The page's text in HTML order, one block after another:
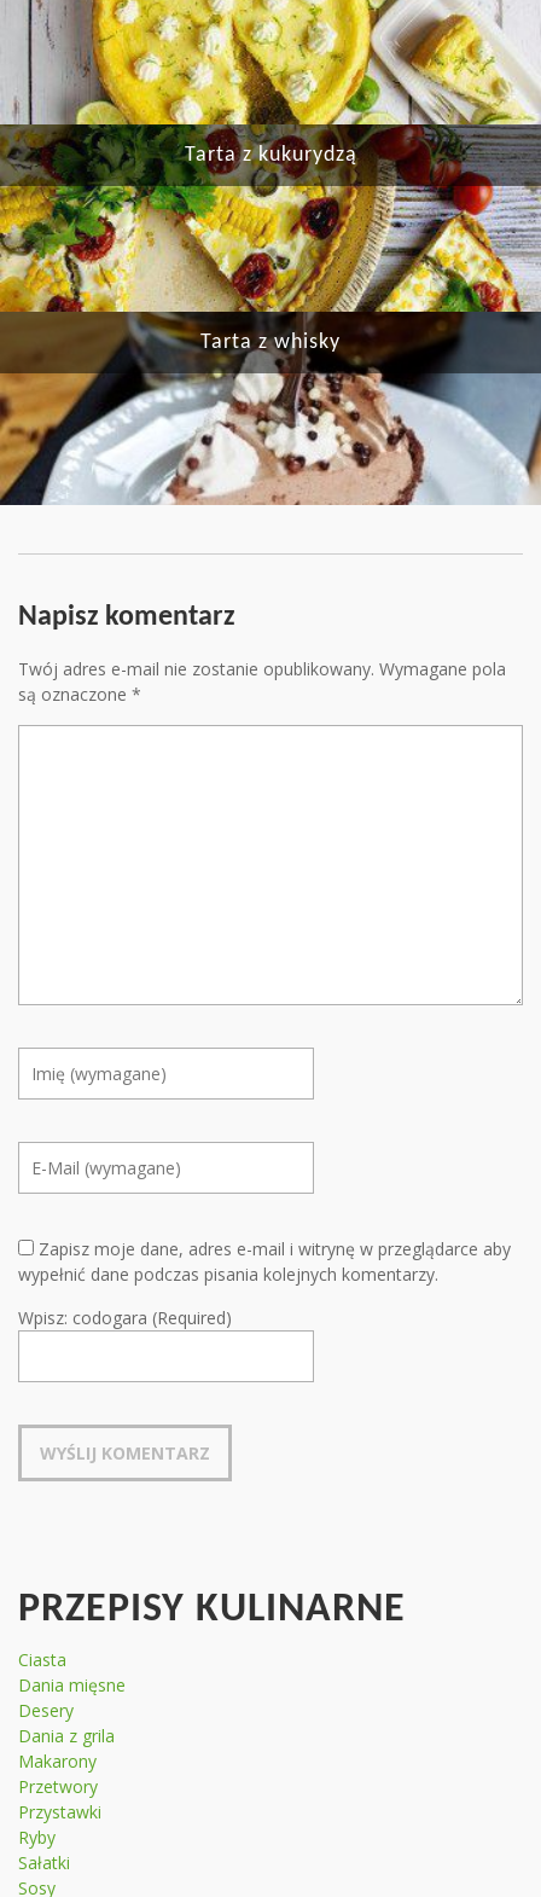
Tarta z kukurydzą
Tarta z whisky
Napisz komentarz
Twój adres e-mail nie zostanie opublikowany. Wymagane pola
są oznaczone *
Zapisz moje dane, adres e-mail i witrynę w przeglądarce aby
wypełnić dane podczas pisania kolejnych komentarzy.
Wpisz: codogara (Required)
PRZEPISY KULINARNE
Ciasta
Dania mięsne
Desery
Dania z grila
Makarony
Przetwory
Przystawki
Ryby
Sałatki
Sosy